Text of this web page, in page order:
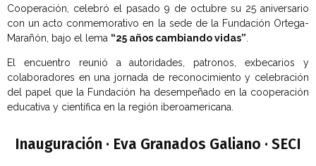
Cooperación, celebró el pasado 9 de octubre su 25 aniversario
con un acto conmemorativo en la sede de la Fundación Ortega-
Marañón, bajo el lema “25 años cambiando vidas”
El encuentro reunió a autoridades, patronos, exbecarios y
colaboradores en una jornada de reconocimiento y celebración
del papel que la Fundación ha desempeñado en la cooperación
educativa y científica en la región iberoamericana.
Inauguración · Eva Granados Galiano · SECI